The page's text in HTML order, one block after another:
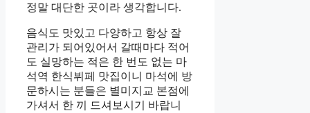
정말 대단한 곳이라 생각합니다.
음식도 맛있고 다양하고 항상 잘
관리가 되어있어서 갈때마다 적어
도 실망하는 적은 한 번도 없는 마
석역 한식뷔페 맛집이니 마석에 방
문하시는 분들은 별미지교 본점에
가셔서 한 끼 드셔보시기 바랍니